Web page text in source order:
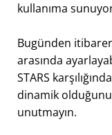
kullanıma
Bugünden
arasında
STARS
dinamik
unutmayın.